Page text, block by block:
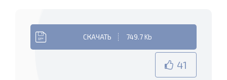
СКАЧАТЬ 749.7 Kb
41